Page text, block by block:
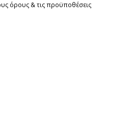
όρους & τις προϋποθέσεις